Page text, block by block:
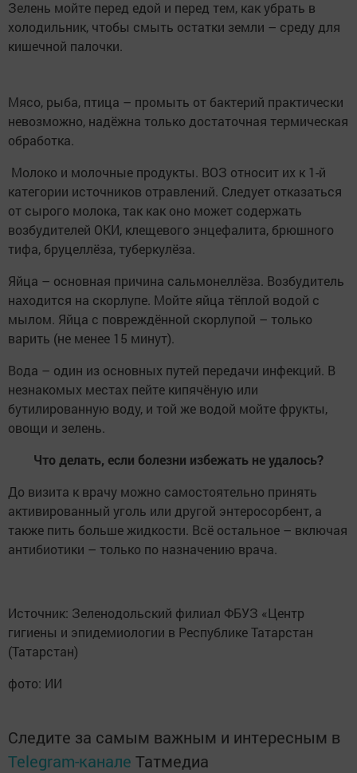
Зелень мойте перед едой и перед тем, как убрать в
холодильник, чтобы смыть остатки земли – среду для
кишечной палочки.
Мясо, рыба, птица – промыть от бактерий практически
невозможно, надёжна только достаточная термическая
обработка.
Молоко и молочные продукты. ВОЗ относит их к 1-й
категории источников отравлений. Следует отказаться
от сырого молока, так как оно может содержать
возбудителей ОКИ, клещевого энцефалита, брюшного
тифа, бруцеллёза, туберкулёза.
Яйца – основная причина сальмонеллёза. Возбудитель
находится на скорлупе. Мойте яйца тёплой водой с
мылом. Яйца с повреждённой скорлупой – только
варить (не менее 15 минут).
Вода – один из основных путей передачи инфекций. В
незнакомых местах пейте кипячёную или
бутилированную воду, и той же водой мойте фрукты,
овощи и зелень.
Что делать, если болезни избежать не удалось?
До визита к врачу можно самостоятельно принять
активированный уголь или другой энтеросорбент, а
также пить больше жидкости. Всё остальное – включая
антибиотики – только по назначению врача.
Источник: Зеленодольский филиал ФБУЗ «Центр
гигиены и эпидемиологии в Республике Татарстан
(Татарстан)
фото: ИИ
Следите за самым важным и интересным в
Telegram-канале Татмедиа